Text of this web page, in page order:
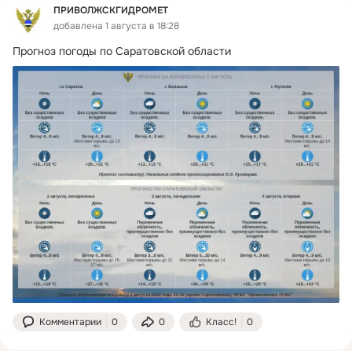
ПРИВОЛЖСКГИДРОМЕТ
добавлена 1 августа в 18:28
Прогноз погоды по Саратовской области
Комментарии 0 0 Класс! 0